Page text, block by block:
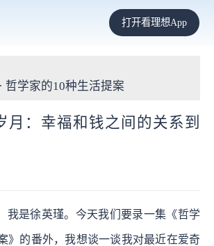
打开看理想App
哲学家的10种生活提案
月：幸福和钱之间的关系到
我是徐英瑾。今天我们要录一集《哲学
》的番外，我想谈一谈我对最近在爱奇